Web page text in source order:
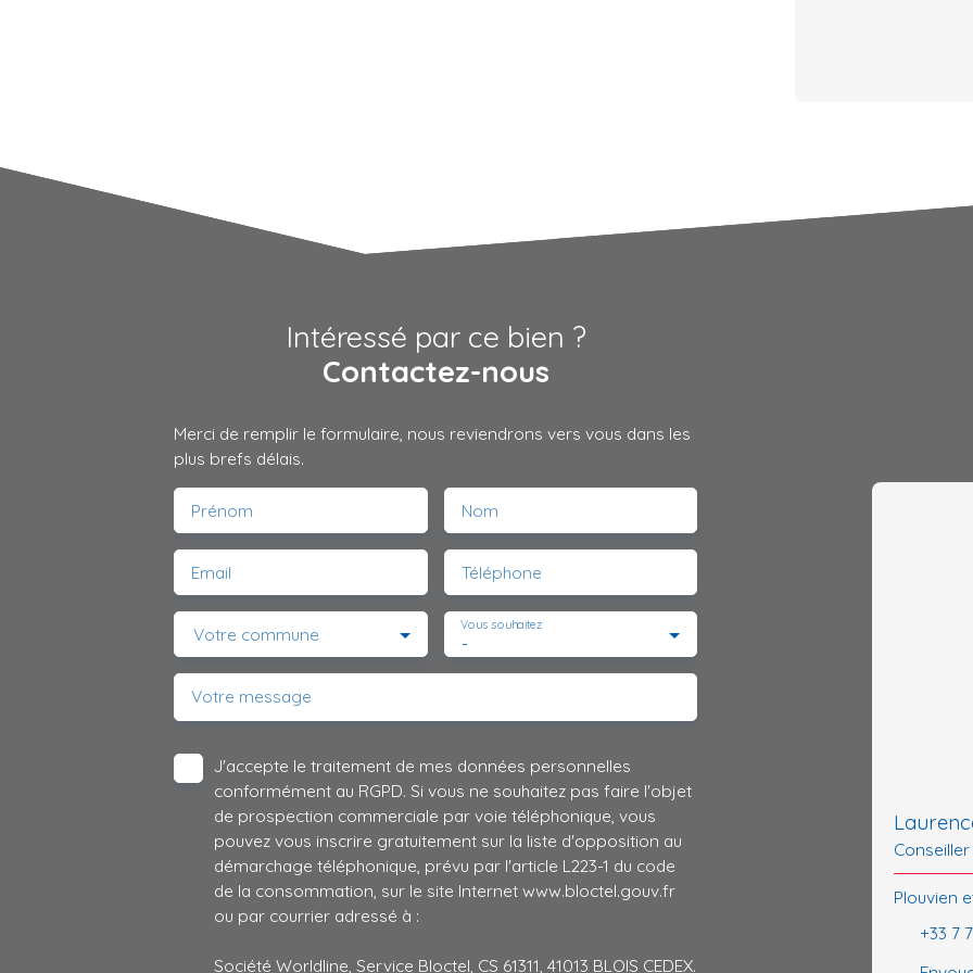
Intéressé par ce bien ?
Contactez-nous
Merci de remplir le formulaire, nous reviendrons vers vous dans les
plus brefs délais.
Prénom Nom
Email Téléphone
Votre commune -
Vous souhaitez
Votre message
J'accepte le traitement de mes données personnelles
conformément au RGPD. Si vous ne souhaitez pas faire l'objet
de prospection commerciale par voie téléphonique, vous
pouvez vous inscrire gratuitement sur la liste d'opposition au
démarchage téléphonique, prévu par l'article L223-1 du code
de la consommation, sur le site Internet www.bloctel.gouv.fr
ou par courrier adressé à :
Société Worldline, Service Bloctel, CS 61311, 41013 BLOIS CEDEX.
Plouvien
+33 7